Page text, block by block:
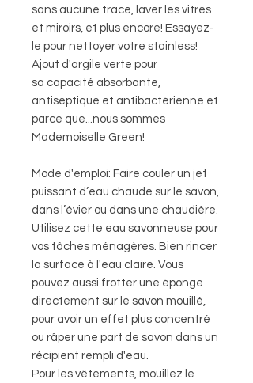
sans aucune trace, laver les vitres
et miroirs, et plus encore! Essayez-
le pour nettoyer votre stainless!
Ajout d'argile verte pour
sa capacité absorbante,
antiseptique et antibactérienne et
parce que...nous sommes
Mademoiselle Green!
Mode d'emploi: Faire couler un jet
puissant d’eau chaude sur le savon,
dans l’évier ou dans une chaudière.
Utilisez cette eau savonneuse pour
vos tâches ménagères. Bien rincer
la surface à l'eau claire. Vous
pouvez aussi frotter une éponge
directement sur le savon mouillé,
pour avoir un effet plus concentré
ou râper une part de savon dans un
récipient rempli d'eau.
Pour les vêtements, mouillez le